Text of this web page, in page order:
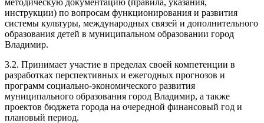
инструкции) по вопросам функционирования и развития
системы культуры, международных связей и дополнительного
образования детей в муниципальном образовании город
Владимир.
3.2. Принимает участие в пределах своей компетенции в
разработках перспективных и ежегодных прогнозов и
программ социально-экономического развития
муниципального образования город Владимир, а также
проектов бюджета города на очередной финансовый год и
плановый период.